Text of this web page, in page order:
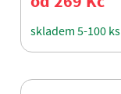
skladem 5-100 ks